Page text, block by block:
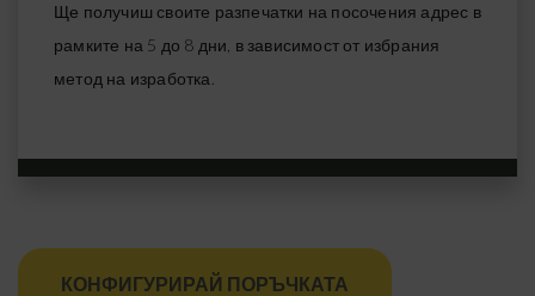
Ще получиш своите разпечатки на посочения адрес в
рамките на 5 до 8 дни, в зависимост от избрания
метод на изработка.
КОНФИГУРИРАЙ ПОРЪЧКАТА